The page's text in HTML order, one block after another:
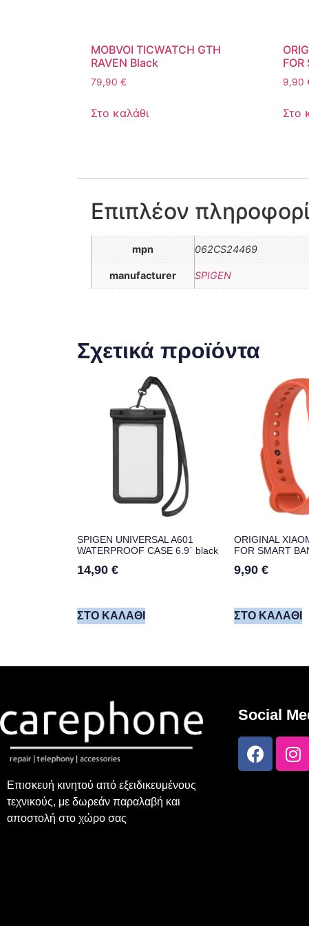
MOBVOI TICWATCH GTH
RAVEN Black
79,90 €
Στο καλάθι
9,90
Στο
Επιπλέον
mpn 062CS24469
manufacturer SPIGEN
Σχετικά προϊόντα
SPIGEN UNIVERSAL A601
WATERPROOF CASE 6.9΄ black
14,90 €
ΣΤΟ ΚΑΛΆΘΙ
ORIGINAL
FOR SMART
9,90 €
ΣΤΟ ΚΑΛΆΘΙ
Επισκευή κινητού από εξειδικευμένους
τεχνικούς, με δωρεάν παραλαβή και
αποστολή στο χώρο σας
Social